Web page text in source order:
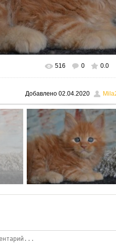
В реальном размере 795x530
516 0 0.0
Добавлено02.04.2020